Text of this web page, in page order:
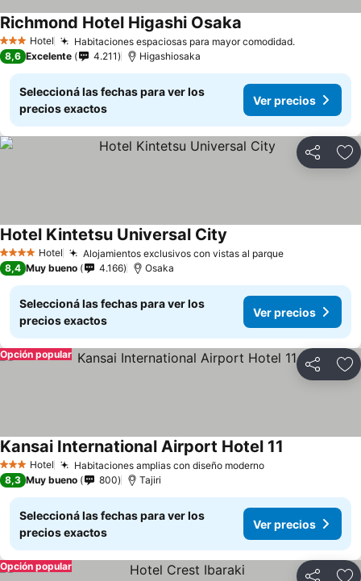
3 Estrellas
Hotel Habitaciones espaciosas para mayor comodidad.
Richmond Hotel Higashi Osaka
8,6 Excelente 4.211 Higashiosaka
Seleccioná las fechas para ver los
precios exactos
Ver precios
Compartir
4 EstrellasHotel Alojamientos exclusivos con vistas al parque
Hotel Kintetsu Universal City
8,4 Muy bueno 4.166 Osaka
Seleccioná las fechas para ver los
precios exactos
Ver precios
Compartir
Opción popular
3 Estrellas
Hotel Habitaciones amplias con diseño moderno
Kansai International Airport Hotel 11
8,3 Muy bueno 800 Tajiri
Seleccioná las fechas para ver los
precios exactos
Ver precios
Opción popular